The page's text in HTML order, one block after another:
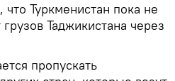
Туркменистан пока не
Таджикистана через
пропускать